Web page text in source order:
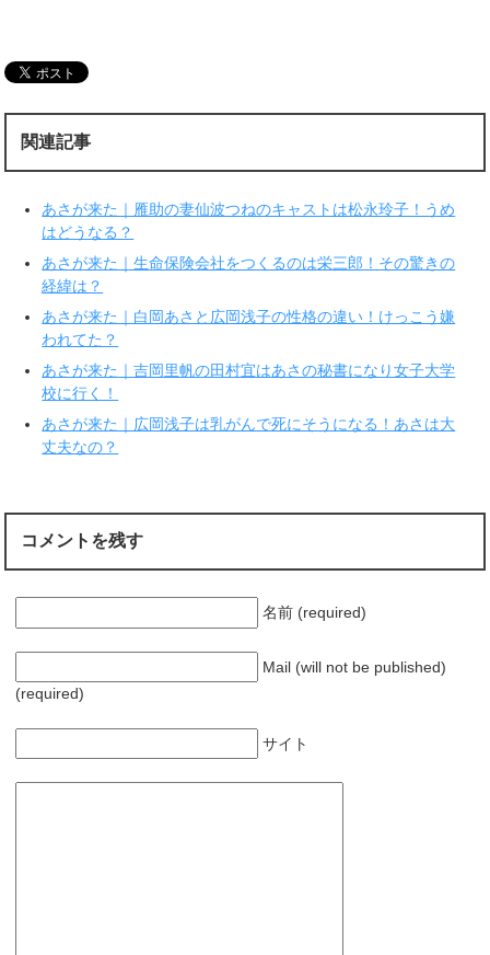
w
i
e
r
で
有
新
し
い
ウ
ン
ド
ウ
開
き
ま
)
す
ク
ッ
ク
し
て
く
だ
新
し
い
ィ
ン
ド
で
開
き
関連記事
あさが来た｜雁助の妻仙波つねのキャストは松永玲子！うめ
はどうなる？
あさが来た｜生命保険会社をつくるのは栄三郎！その驚きの
経緯は？
あさが来た｜白岡あさと広岡浅子の性格の違い！けっこう嫌
われてた？
あさが来た｜吉岡里帆の田村宜はあさの秘書になり女子大学
校に行く！
あさが来た｜広岡浅子は乳がんで死にそうになる！あさは大
丈夫なの？
コメントを残す
名前 (required)
Mail (will not be published)
(required)
サイト